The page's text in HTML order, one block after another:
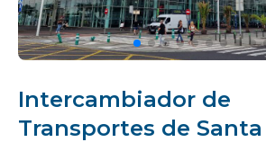
Intercambiador de
Transportes de Santa